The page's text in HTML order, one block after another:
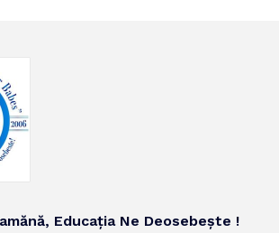
Educația Ne Deosebește !